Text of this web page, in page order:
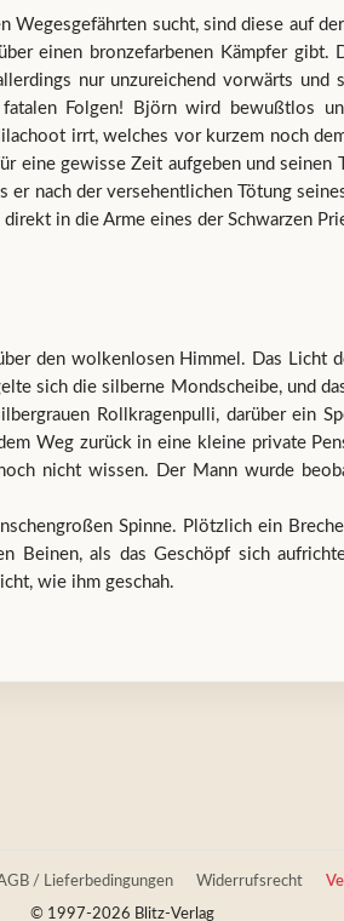
Wegesgefährten sucht, sind diese auf
einen bronzefarbenen Kämpfer gibt.
nur unzureichend vorwärts
Folgen! Björn wird bewußtlos
irrt, welches vor kurzem noch
eine gewisse Zeit aufgeben und seinen
nach der versehentlichen Tötung
in die Arme eines der Schwarzen
den wolkenlosen Himmel. Das Licht
sich die silberne Mondscheibe, und
Rollkragenpulli, darüber ein
Weg zurück in eine kleine private
nicht wissen. Der Mann wurde
Spinne. Plötzlich ein
Beinen, als das Geschöpf sich
wie ihm geschah.
/ Lieferbedingungen Widerrufsrecht
© 1997-2026 Blitz-Verlag